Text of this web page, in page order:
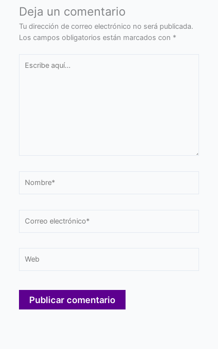
Deja un comentario
Tu dirección de correo electrónico no será publicada.
Los campos obligatorios están marcados con *
aquí...
electrónico*